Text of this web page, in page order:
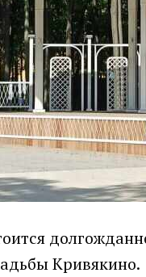
Кривякино.